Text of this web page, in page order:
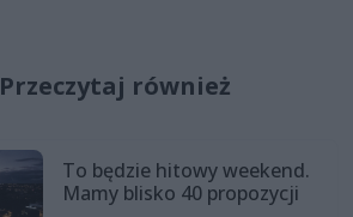
Przeczytaj również
To będzie hitowy weekend.
Mamy blisko 40 propozycji